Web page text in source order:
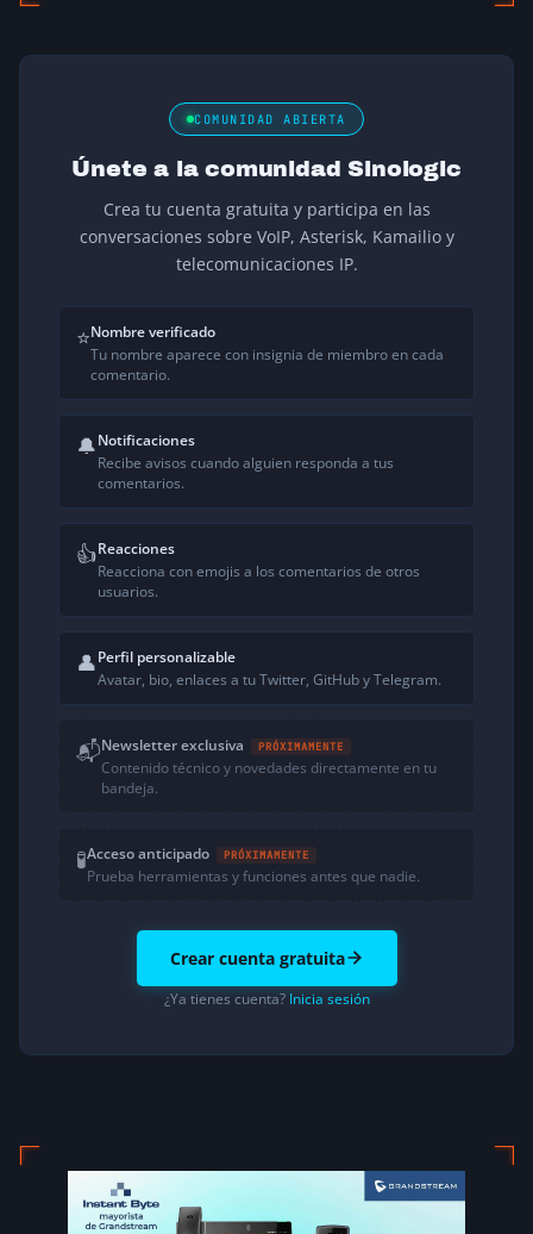
COMUNIDAD ABIERTA
Únete a la comunidad Sinologic
Crea tu cuenta gratuita y participa en las
conversaciones sobre VoIP, Asterisk, Kamailio y
telecomunicaciones IP.
⭐Nombre verificado
Tu nombre aparece con insignia de miembro en cada
comentario.
🔔Notificaciones
Recibe avisos cuando alguien responda a tus
comentarios.
👍Reacciones
Reacciona con emojis a los comentarios de otros
usuarios.
👤Perfil personalizable
Avatar, bio, enlaces a tu Twitter, GitHub y Telegram.
📬Newsletter exclusiva PRÓXIMAMENTE
Contenido técnico y novedades directamente en tu
bandeja.
🧪Acceso anticipado PRÓXIMAMENTE
Prueba herramientas y funciones antes que nadie.
Crear cuenta gratuita
¿Ya tienes cuenta? Inicia sesión